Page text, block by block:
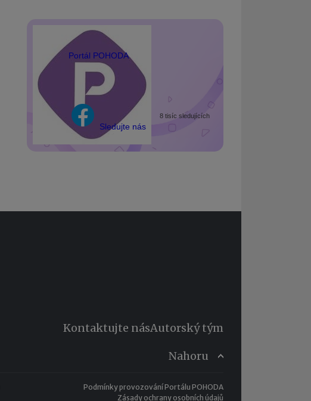
Portál POHODA
Sledujte nás
8 tisíc sledujících
Kontaktujte násAutorský tým
Nahoru
Podmínky provozování Portálu POHODA
Zásady ochrany osobních údajů